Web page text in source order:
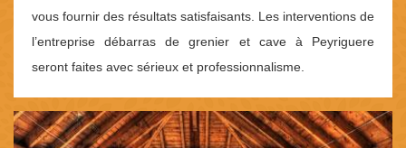
vous fournir des résultats satisfaisants. Les interventions de
l’entreprise débarras de grenier et cave à Peyriguere
seront faites avec sérieux et professionnalisme.